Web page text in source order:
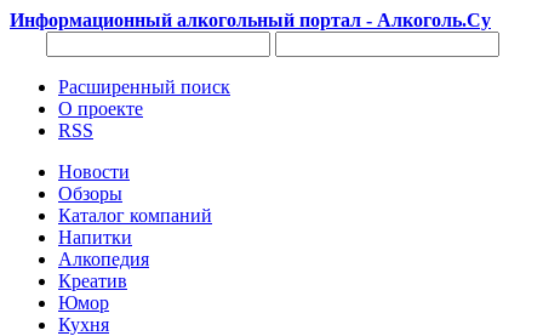
Информационный алкогольный портал - Алкоголь.Су
Расширенный поиск
О проекте
RSS
Новости
Обзоры
Каталог компаний
Напитки
Алкопедия
Креатив
Юмор
Кухня